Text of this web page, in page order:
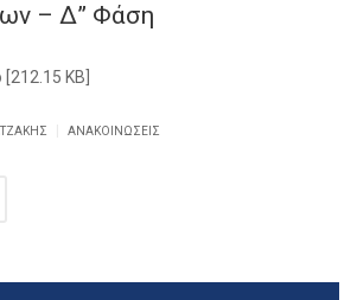
– Δ” Φάση
KB]
ΑΝΑΚΟΙΝΏΣΕΙΣ